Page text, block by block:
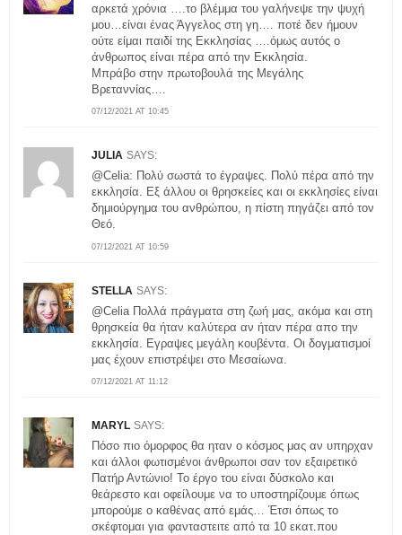
07/12/2021 AT 10:45
αρκετά χρόνια ….το βλέμμα του γαλήνεψε την ψυχή
μου…είναι ένας Άγγελος στη γη…. ποτέ δεν ήμουν
ούτε είμαι παιδί της Εκκλησίας ….όμως αυτός ο
άνθρωπος είναι πέρα από την Εκκλησία.
Μπράβο στην πρωτοβουλά της Μεγάλης
Βρεταννίας….
JULIA SAYS:
07/12/2021 AT 10:59
@Celia: Πολύ σωστά το έγραψες. Πολύ πέρα από την
εκκλησία. Εξ άλλου οι θρησκείες και οι εκκλησίες είναι
δημιούργημα του ανθρώπου, η πίστη πηγάζει από τον
Θεό.
STELLA SAYS:
07/12/2021 AT 11:12
@Celia Πολλά πράγματα στη ζωή μας, ακόμα και στη
θρησκεία θα ήταν καλύτερα αν ήταν πέρα απο την
εκκλησία. Εγραψες μεγάλη κουβέντα. Οι δογματισμοί
μας έχουν επιστρέψει στο Μεσαίωνα.
MARYL SAYS:
Πόσο πιο όμορφος θα ηταν ο κόσμος μας αν υπηρχαν
και άλλοι φωτισμένοι άνθρωποι σαν τον εξαιρετικό
Πατήρ Αντώνιο! Το έργο του είναι δύσκολο και
θεάρεστο και οφείλουμε να το υποστηρίζουμε όπως
μπορούμε ο καθένας από εμάς… Έτσι όπως το
σκέφτομαι για φανταστειτε από τα 10 εκατ.που